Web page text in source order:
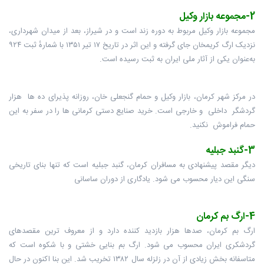
2-مجموعه بازار وکیل
مجموعه بازار وکیل مربوط به دوره زند است و در شیراز، بعد از میدان شهرداری،
نزدیک ارگ کریمخان جای گرفته و این اثر در تاریخ ۱۷ تیر ۱۳۵۱ با شمارهٔ ثبت ۹۲۴
به‌عنوان یکی از آثار ملی ایران به ثبت رسیده است.
در مرکز شهر کرمان، بازار وکیل و حمام گنجعلی خان، روزانه پذیرای ده ها هزار
گردشگر داخلی و خارجی است. خرید صنایع دستی کرمانی ها را در سفر به این
حمام فراموش نکنید.
3-گنبد جبلیه
دیگر مقصد پیشنهادی به مسافران کرمان، گنبد جبلیه است که تنها بنای تاریخی
سنگی این دیار محسوب می شود. یادگاری از دوران ساسانی
4-ارگ بم کرمان
ارگ بم کرمان، صدها هزار بازدید کننده دارد و از معروف ترین مقصدهای
گردشکری ایران محسوب می شود. ارگ بم بنایی خشتی و با شکوه است که
متاسفانه بخش زیادی از آن در زلزله سال ۱۳۸۲ تخریب شد. این بنا اکنون در حال